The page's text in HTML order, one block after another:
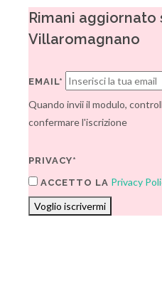
Rimani aggiornato
Villaromagnano
EMAIL*
Quando invii il modulo,
confermare l'iscrizione
PRIVACY*
ACCETTO LA Privacy
Voglio iscrivermi